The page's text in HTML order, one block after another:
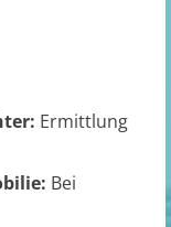
Ermittlung
Bei